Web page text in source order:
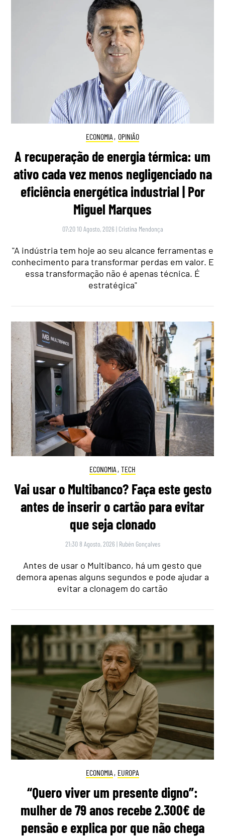
ECONOMIA , OPINIÃO
A recuperação de energia térmica: um
ativo cada vez menos negligenciado na
eficiência energética industrial | Por
Miguel Marques
07:20 10 Agosto, 2026 | Cristina Mendonça
"A indústria tem hoje ao seu alcance ferramentas e
conhecimento para transformar perdas em valor. E
essa transformação não é apenas técnica. É
estratégica"
ECONOMIA , TECH
Vai usar o Multibanco? Faça este gesto
antes de inserir o cartão para evitar
que seja clonado
21:30 8 Agosto, 2026 | Rubén Gonçalves
Antes de usar o Multibanco, há um gesto que
demora apenas alguns segundos e pode ajudar a
evitar a clonagem do cartão
ECONOMIA , EUROPA
“Quero viver um presente digno”:
mulher de 79 anos recebe 2.300€ de
pensão e explica por que não chega